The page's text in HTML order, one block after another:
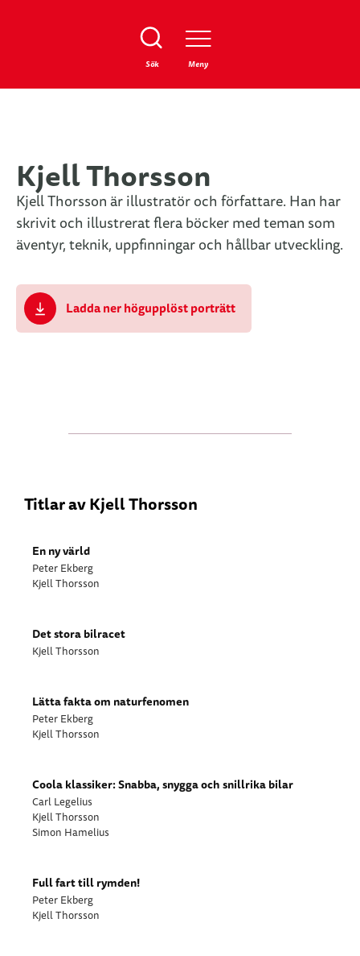
Sök
Stäng Meny
Kjell Thorsson
Kjell Thorsson är illustratör och författare. Han har
skrivit och illustrerat flera böcker med teman som
äventyr, teknik, uppfinningar och hållbar utveckling.
Ladda ner högupplöst porträtt
Titlar av Kjell Thorsson
En ny värld
Peter Ekberg
Kjell Thorsson
Det stora bilracet
Kjell Thorsson
Lätta fakta om naturfenomen
Peter Ekberg
Kjell Thorsson
Coola klassiker: Snabba, snygga och snillrika bilar
Carl Legelius
Kjell Thorsson
Simon Hamelius
Full fart till rymden!
Peter Ekberg
Kjell Thorsson